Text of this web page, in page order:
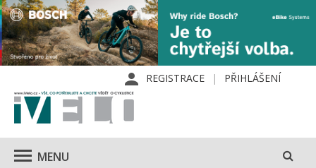
REGISTRACE PŘIHLÁŠENÍ
MENU